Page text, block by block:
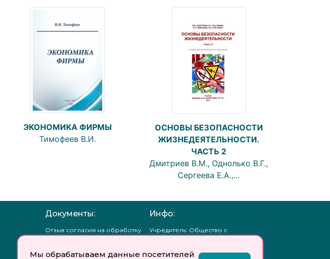
Мы обрабатываем данные посетителей
ЭКОНОМИКА ФИРМЫ
Тимофеев В.И.
ОСНОВЫ БЕЗОПАСНОСТИ
ЖИЗНЕДЕЯТЕЛЬНОСТИ.
ЧАСТЬ 2
Дмитриев В.М., Однолько В.Г.,
Сергеева Е.А.,…
Документы:
Отзыв согласия на обработку
персональных данных
соглашение
Инфо:
Учредитель: Общество с
ограниченной
«Профобразование»